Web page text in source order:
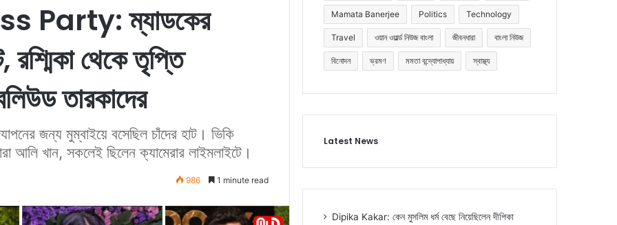
Party: ম্যাডকের
রশ্মিকা থেকে তৃপ্তি
তারকাদের
জন্য মুম্বাইয়ে বসেছিল চাঁদের হাট। ভিকি
আলি খান, সকলেই ছিলেন ক্যামেরার লাইমলাইটে।
986 1 minute read
Mamata Banerjee Politics Technology
Travel ওয়ান ওয়ার্ল্ড নিউজ বাংলা জীবনধারা বাংলা নিউজ
বিনোদন ভ্রমণ মমতা বন্দ্যোপাধ্যায় স্বাস্থ্য
Latest News
Dipika Kakar: কেন মুসলিম ধর্ম বেছে নিয়েছিলেন দীপিকা